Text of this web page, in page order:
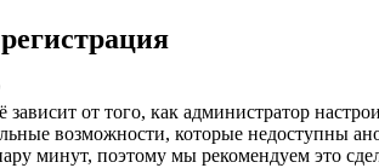
зависит от того, как администратор
возможности, которые недоступны
минут, поэтому мы рекомендуем это